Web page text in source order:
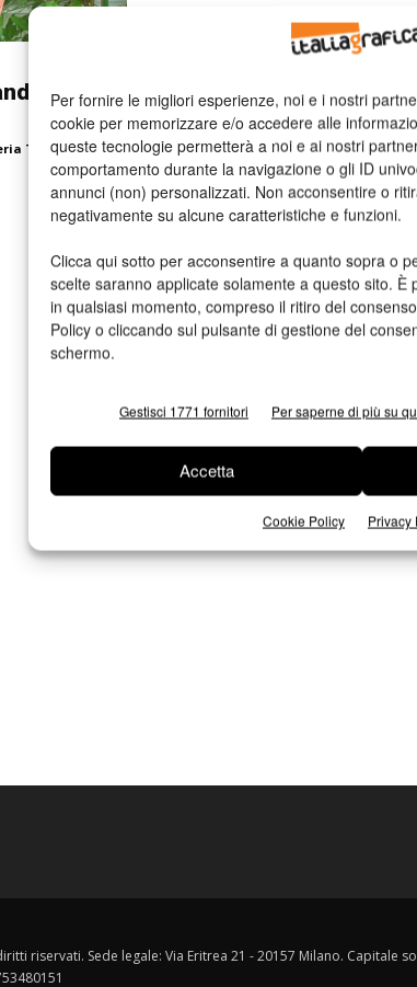
Per fornire le migliori esperienze, noi e i nostri
cookie per memorizzare e/o accedere alle
queste tecnologie permetterà a noi e ai nostri
comportamento durante la navigazione o gli ID
annunci (non) personalizzati. Non acconsentire o
negativamente su alcune caratteristiche e funzioni.
Clicca qui sotto per acconsentire a quanto sopra o
scelte saranno applicate solamente a questo sito. È
in qualsiasi momento, compreso il ritiro del
Policy o cliccando sul pulsante di gestione del
schermo.
Gestisci 1771 fornitori Per saperne di più su
Accetta
Cookie Policy Privacy
il
Teruzzi
riservati. Sede legale: Via Eritrea 21 - 20157 Milano. Capitale